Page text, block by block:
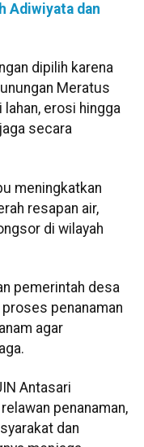
Adiwiyata dan
dipilih karena
Meratus
erosi hingga
secara
meningkatkan
resapan air,
di wilayah
pemerintah desa
penanaman
agar
Antasari
penanaman,
dan